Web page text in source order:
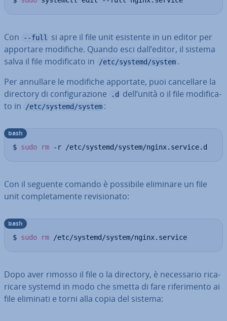
Con --full
si apre il file unit esistente in un editor per
apportare modifiche. Quando esci dall’editor, il sistema
salva il file mo­di­fi­ca­to in
/etc/systemd/system .
Per annullare le modifiche apportate, puoi can­cel­la­re la
directory di con­fi­gu­ra­zio­ne
.d
dell’unità o il file mo­di­fi­ca­
to in
/etc/systemd/system :
$ sudo rm -r /etc/systemd/system/nginx.service.d
bash
Con il seguente comando è possibile eliminare un file
unit com­ple­ta­men­te re­vi­sio­na­to:
$ sudo rm /etc/systemd/system/nginx.service
bash
Dopo aver rimosso il file o la directory, è ne­ces­sa­rio ri­ca­
ri­ca­re systemd in modo che smetta di fare ri­fe­ri­men­to ai
file eliminati e torni alla copia del sistema: